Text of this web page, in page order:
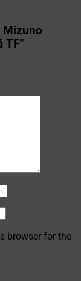
Mizuno
TF”
browser for the